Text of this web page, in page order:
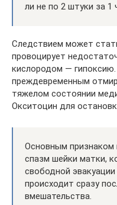
ли не по 2 штуки за 1
Следствием может
провоцирует
кислородом ―
преждевременным
тяжелом состоянии
Окситоцин для
Основным
спазм шейки матки,
свободной
происходит сразу
вмешательства.